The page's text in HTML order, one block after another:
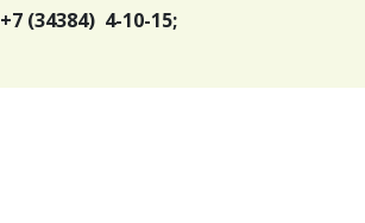
+7 (34384) 4-10-15;